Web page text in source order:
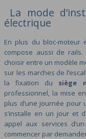
La mode
électrique
En plus du bloc-
compose aussi de rails.
choisir entre un modèle
sur les marches de
la fixation du siège
professionnel, la mise
plus d’une journée pour
s’installe en un jour et
appel aux services
commencer par